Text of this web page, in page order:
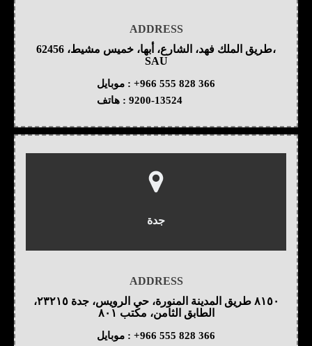
ADDRESS
طريق الملك فهد، الشارع، أبها، خميس مشيط، 62456،
SAU
موبايل : +966 555 828 366
هاتف : 9200-13524
جدة
ADDRESS
٨١٥٠ طريق المدينة المنورة، حي الرويس، جدة ٢٣٢١٥،
الطابق الثامن، مكتب ٨٠١
موبايل : +966 555 828 366